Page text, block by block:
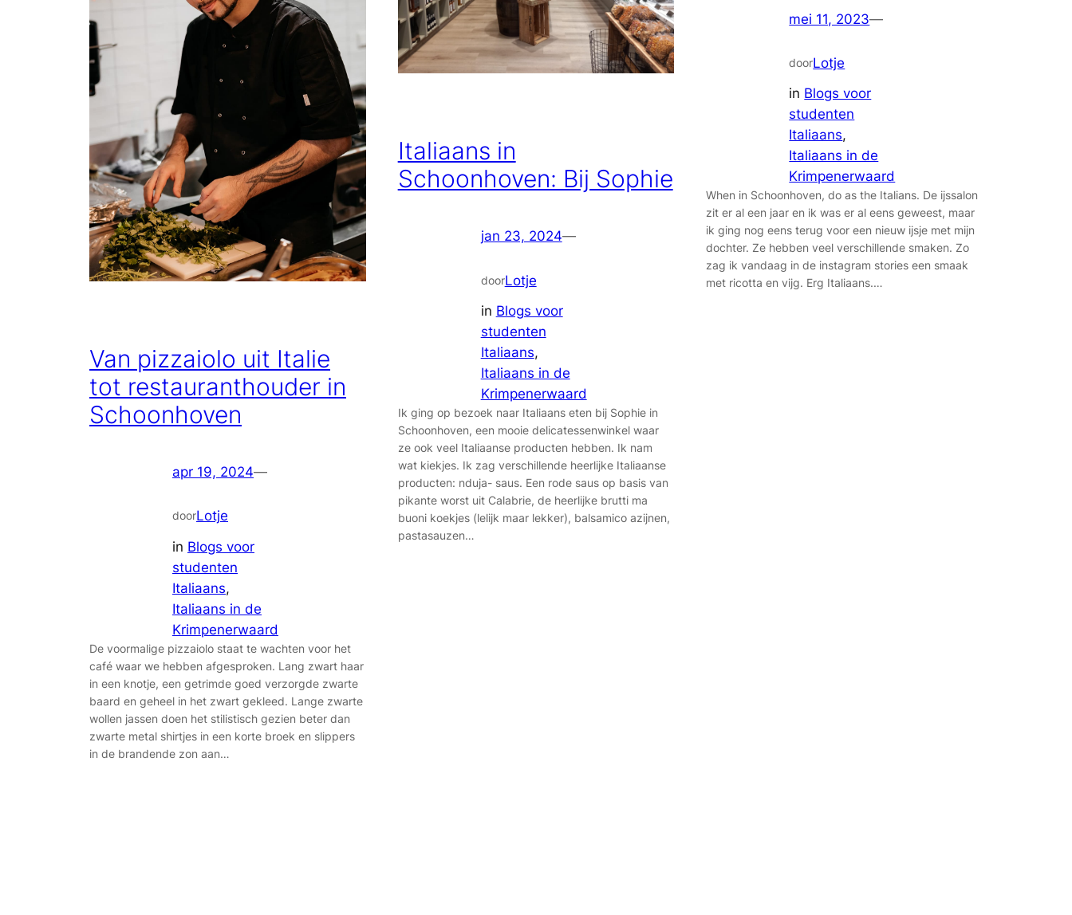
Van pizzaiolo uit Italie
tot restauranthouder in
Schoonhoven
apr 19, 2024—
doorLotje
in Blogs voor
studenten
Italiaans
Italiaans in de
Krimpenerwaard
De voormalige pizzaiolo staat te wachten voor het
café waar we hebben afgesproken. Lang zwart haar
in een knotje, een getrimde goed verzorgde zwarte
baard en geheel in het zwart gekleed. Lange zwarte
wollen jassen doen het stilistisch gezien beter dan
zwarte metal shirtjes in een korte broek en slippers
in de brandende zon aan…
Italiaans in
Schoonhoven: Bij Sophie
jan 23, 2024—
doorLotje
in Blogs voor
studenten
Italiaans
Italiaans in de
Krimpenerwaard
Ik ging op bezoek naar Italiaans eten bij Sophie in
Schoonhoven, een mooie delicatessenwinkel waar
ze ook veel Italiaanse producten hebben. Ik nam
wat kiekjes. Ik zag verschillende heerlijke Italiaanse
producten: nduja- saus. Een rode saus op basis van
pikante worst uit Calabrie, de heerlijke brutti ma
buoni koekjes (lelijk maar lekker), balsamico azijnen,
pastasauzen…
mei 11, 2023—
doorLotje
in Blogs voor
studenten
Italiaans
Italiaans in de
Krimpenerwaard
When in Schoonhoven, do as the Italians. De ijssalon
zit er al een jaar en ik was er al eens geweest, maar
ik ging nog eens terug voor een nieuw ijsje met mijn
dochter. Ze hebben veel verschillende smaken. Zo
zag ik vandaag in de instagram stories een smaak
met ricotta en vijg. Erg Italiaans.…